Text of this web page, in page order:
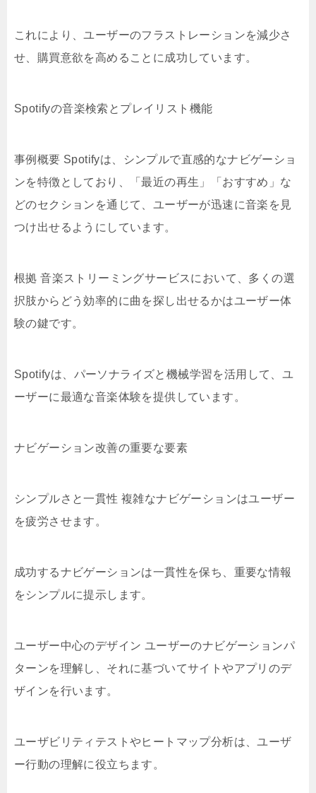
これにより、ユーザーのフラストレーションを減少さ
せ、購買意欲を高めることに成功しています。
Spotifyの音楽検索とプレイリスト機能
事例概要 Spotifyは、シンプルで直感的なナビゲーショ
ンを特徴としており、「最近の再生」「おすすめ」な
どのセクションを通じて、ユーザーが迅速に音楽を見
つけ出せるようにしています。
根拠 音楽ストリーミングサービスにおいて、多くの選
択肢からどう効率的に曲を探し出せるかはユーザー体
験の鍵です。
Spotifyは、パーソナライズと機械学習を活用して、ユ
ーザーに最適な音楽体験を提供しています。
ナビゲーション改善の重要な要素
シンプルさと一貫性 複雑なナビゲーションはユーザー
を疲労させます。
成功するナビゲーションは一貫性を保ち、重要な情報
をシンプルに提示します。
ユーザー中心のデザイン ユーザーのナビゲーションパ
ターンを理解し、それに基づいてサイトやアプリのデ
ザインを行います。
ユーザビリティテストやヒートマップ分析は、ユーザ
ー行動の理解に役立ちます。